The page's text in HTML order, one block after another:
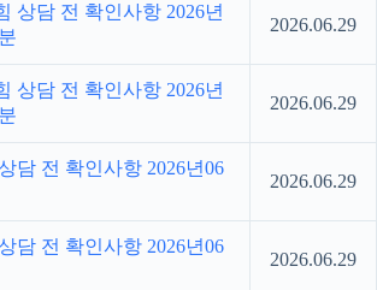
상담 전 확인사항 2026년
2026.06.29
상담 전 확인사항 2026년
2026.06.29
담 전 확인사항 2026년06
2026.06.29
담 전 확인사항 2026년06
2026.06.29